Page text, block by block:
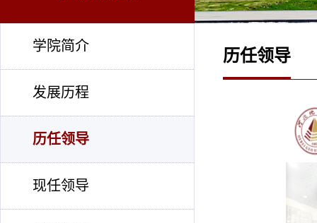
学院简介
发展历程
历任领导
现任领导
历任领导